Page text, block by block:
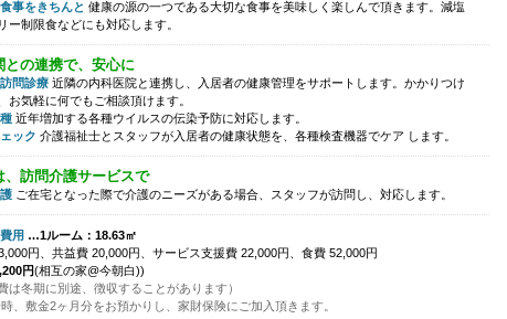
事をきちんと 健康の源の一つである大切な食事を美味しく楽しんで頂きます。減塩
ー制限食などにも対応します。
との連携で、安心に
問診療 近隣の内科医院と連携し、入居者の健康管理をサポートします。かかりつけ
お気軽に何でもご相談頂けます。
近年増加する各種ウイルスの伝染予防に対応します。
ック 介護福祉士とスタッフが入居者の健康状態を、各種検査機器でケア します。
、訪問介護サービスで
ご在宅となった際で介護のニーズがある場合、スタッフが訪問し、対応します。
用 …1ルーム：18.63㎡
円、共益費 20,000円、サービス支援費 22,000円、食費 52,000円
円(相互の家@今朝白))
は冬期に別途、徴収することがあります）
時、敷金2ヶ月分をお預かりし、家財保険にご加入頂きます。